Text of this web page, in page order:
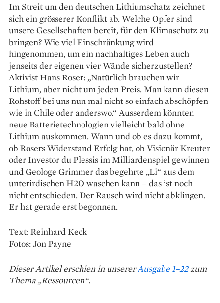
Im Streit um den deutschen Lithiumschatz zeichnet
sich ein grösserer Konflikt ab. Welche Opfer sind
unsere Gesellschaften bereit, für den Klimaschutz zu
bringen? Wie viel Einschränkung wird
hingenommen, um ein nachhaltiges Leben auch
jenseits der eigenen vier Wände sicherzu­stellen?
Aktivist Hans Roser: „Natürlich brauchen wir
Lithium, aber nicht um jeden Preis. Man kann diesen
Rohstoff bei uns nun mal nicht so einfach abschöpfen
wie in Chile oder anderswo.“ Ausserdem könnten
neue Batterietechnologien vielleicht bald ohne
Lithium auskommen. Wann und ob es dazu kommt,
ob Rosers Widerstand Erfolg hat, ob Visionär Kreuter
oder Investor du Plessis im Milliardenspiel gewinnen
und Geologe Grimmer das begehrte „Li“ aus dem
unterirdischen H2O waschen kann – das ist noch
nicht entschieden. Der Rausch wird nicht abklingen.
Er hat gerade erst begonnen.
Text: Reinhard Keck
Fotos: Jon Payne
Dieser Artikel erschien in unsererAusgabe 1–22zum
Thema „Ressourcen“.